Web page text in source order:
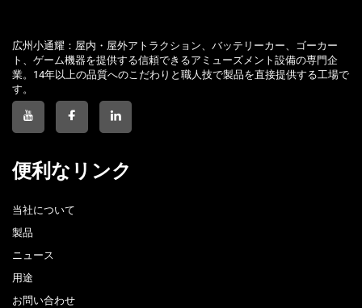
広州小通耀：屋内・屋外アトラクション、バッテリーカー、ゴーカー
ト、ゲーム機器を提供する信頼できるアミューズメント設備の専門企
業。14年以上の品質へのこだわりと職人技で製品を直接提供する工場で
す。
便利なリンク
当社について
製品
ニュース
用途
お問い合わせ